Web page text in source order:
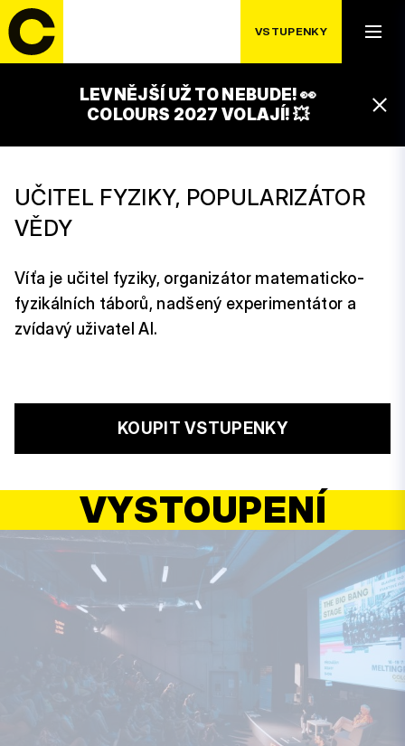
VSTUPENKY
LEVNĚJŠÍ UŽ TO NEBUDE! 👀
COLOURS 2027 VOLAJÍ! 💥
VÍT BOČEK
UČITEL FYZIKY, POPULARIZÁTOR
VĚDY
Víťa je učitel fyziky, organizátor matematicko-
fyzikálních táborů, nadšený experimentátor a
zvídavý uživatel AI.
KOUPIT VSTUPENKY
VYSTOUPENÍ